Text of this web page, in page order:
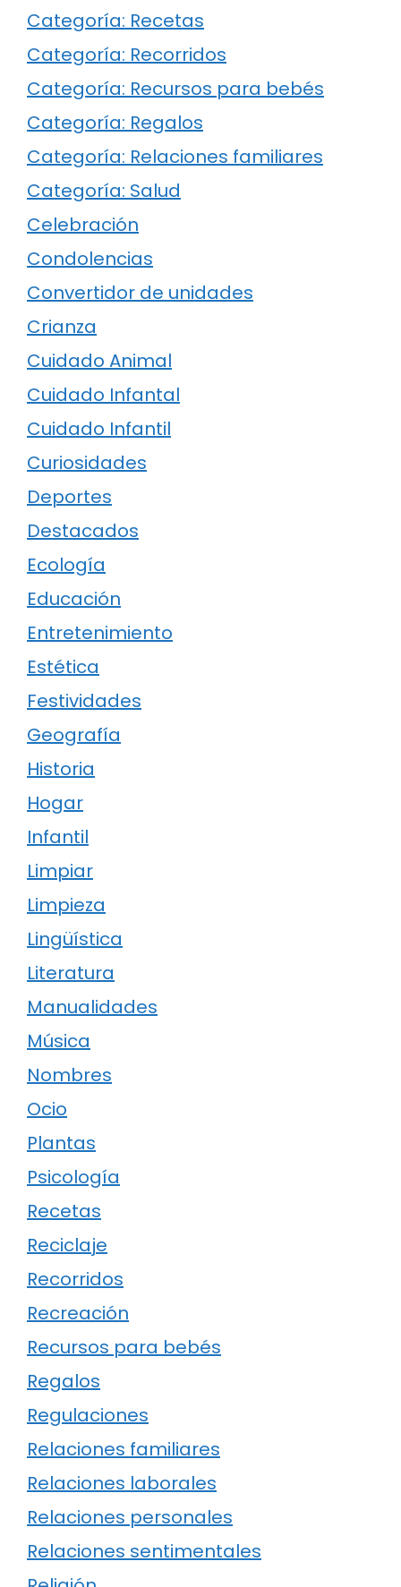
Categoría: Recetas
Categoría: Recorridos
Categoría: Recursos para bebés
Categoría: Regalos
Categoría: Relaciones familiares
Categoría: Salud
Celebración
Condolencias
Convertidor de unidades
Crianza
Cuidado Animal
Cuidado Infantal
Cuidado Infantil
Curiosidades
Deportes
Destacados
Ecología
Educación
Entretenimiento
Estética
Festividades
Geografía
Historia
Hogar
Infantil
Limpiar
Limpieza
Lingüística
Literatura
Manualidades
Música
Nombres
Ocio
Plantas
Psicología
Recetas
Reciclaje
Recorridos
Recreación
Recursos para bebés
Regalos
Regulaciones
Relaciones familiares
Relaciones laborales
Relaciones personales
Relaciones sentimentales